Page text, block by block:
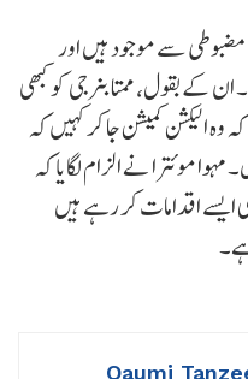
مضبوطی سے موجود ہیں اور
کے بقول، ممتا بنرجی کو کبھی
الیکشن کمیشن جا کر کہیں کہ
موئترا نے الزام لگایا کہ
اقدامات کر رہے ہیں
Qaumi